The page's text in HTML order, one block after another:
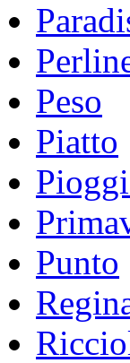
Peso
Piatto
Punto